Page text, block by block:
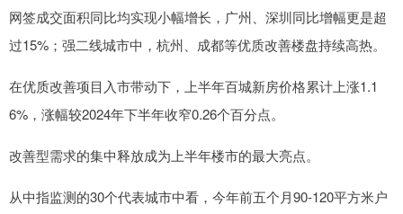
网签成交面积同比均实现小幅增长，广州、深圳同比增幅更是超
过15%；强二线城市中，杭州、成都等优质改善楼盘持续高热。
在优质改善项目入市带动下，上半年百城新房价格累计上涨1.1
6%，涨幅较2024年下半年收窄0.26个百分点。
改善型需求的集中释放成为上半年楼市的最大亮点。
从中指监测的30个代表城市中看，今年前五个月90-120平方米户